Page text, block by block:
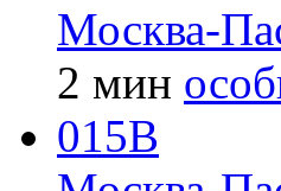
Москва-
2 мин
015В